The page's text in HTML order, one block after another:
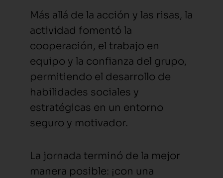
Más allá de la acción y las risas, la
actividad fomentó la
cooperación, el trabajo en
equipo y la confianza del grupo,
permitiendo el desarrollo de
habilidades sociales y
estratégicas en un entorno
seguro y motivador.
La jornada terminó de la mejor
manera posible: ¡con una